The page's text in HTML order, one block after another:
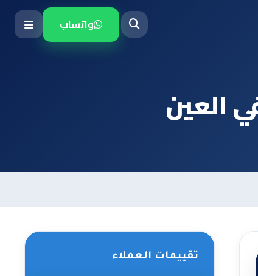
واتساب
العين
تقييمات العملاء